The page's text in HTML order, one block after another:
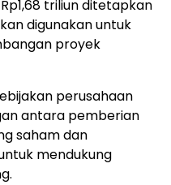
triliun ditetapkan
digunakan untuk
proyek
perusahaan
antara pemberian
saham dan
mendukung